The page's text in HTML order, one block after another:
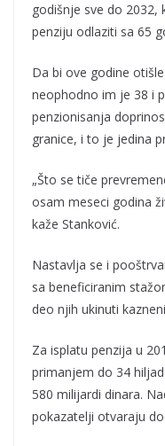
godišnje sve do 2032,
penziju odlaziti sa 65
Da bi ove godine
neophodno im je 38 i
penzionisanja
granice, i to je jedina
„Što se tiče
osam meseci godina
kaže Stanković.
Nastavlja se i
sa beneficiranim
deo njih ukinuti
Za isplatu penzija u
primanjem do 34
580 milijardi dinara.
pokazatelji otvaraju